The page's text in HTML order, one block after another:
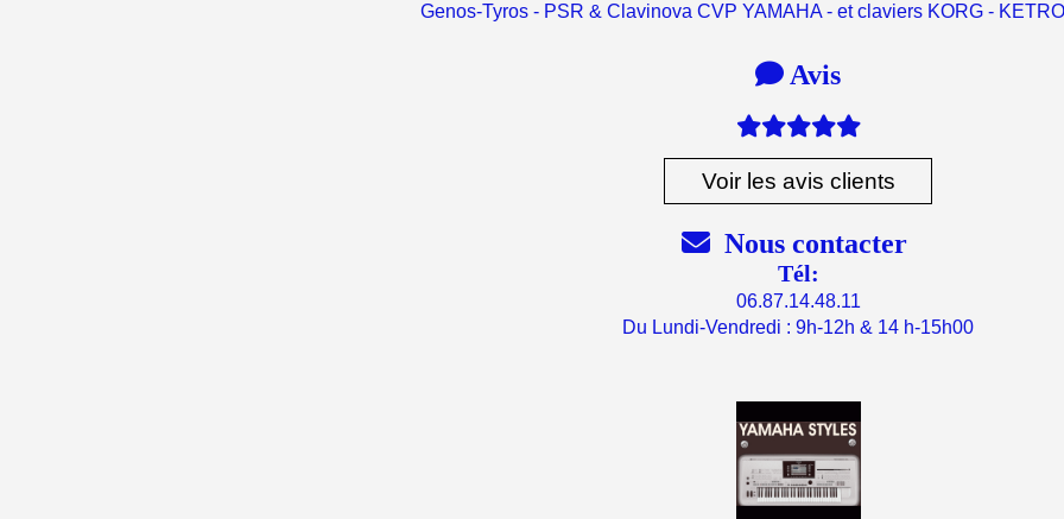
Genos-Tyros - PSR & Clavinova CVP YAMAHA - et claviers KORG -
 Avis

Voir les avis clients
 Nous contacter
Tél:
06.87.14.48.11
Du Lundi-Vendredi : 9h-12h & 14 h-15h00